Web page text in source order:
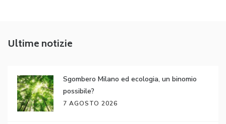
Ultime notizie
Sgombero Milano ed ecologia, un binomio
possibile?
7 AGOSTO 2026